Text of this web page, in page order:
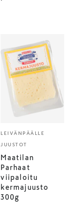
LEIVÄNPÄÄLLE
JUUSTOT
Maatilan
Parhaat
viipaloitu
kermajuusto
300g